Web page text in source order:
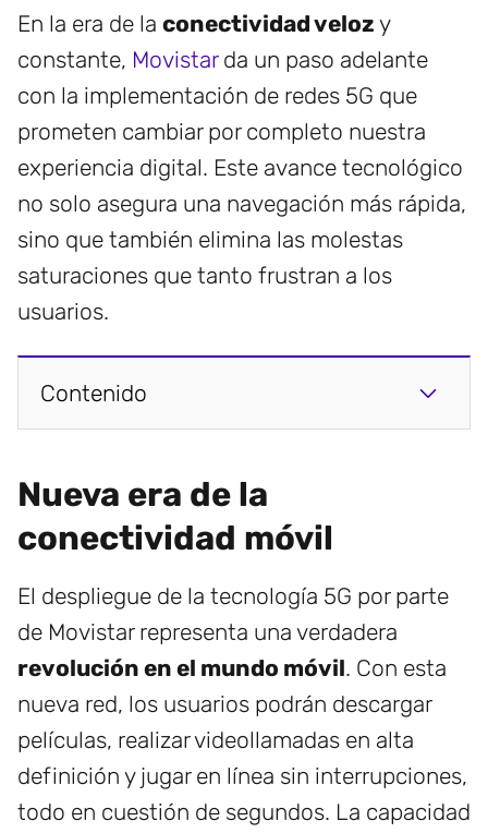
En la era de la conectividad veloz y
constante, Movistarda un paso adelante
con la implementación de redes 5G que
prometen cambiar por completo nuestra
experiencia digital. Este avance tecnológico
no solo asegura una navegación más rápida,
sino que también elimina las molestas
saturaciones que tanto frustran a los
usuarios.
Contenido
Nueva era de la
conectividad móvil
El despliegue de la tecnología 5G por parte
de Movistar representa una verdadera
revolución en el mundo móvil. Con esta
nueva red, los usuarios podrán descargar
películas, realizar videollamadas en alta
definición y jugar en línea sin interrupciones,
todo en cuestión de segundos. La capacidad